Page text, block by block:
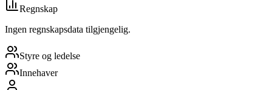
Regnskap
Ingen regnskapsdata tilgjengelig.
Styre og ledelse
Innehaver